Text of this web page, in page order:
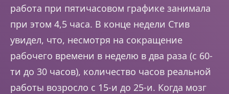
работа при пятичасовом графике занимала
при этом 4,5 часа. В конце недели Стив
увидел, что, несмотря на сокращение
рабочего времени в неделю в два раза (с 60-
ти до 30 часов), количество часов реальной
работы возросло с 15-и до 25-и. Когда мозг